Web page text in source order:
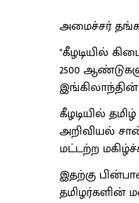
அமைச்சர்
"கீழடியில்
2500
கீழடியில்
அறிவியல்
மட்டற்ற
இதற்கு
தமிழர்களின்